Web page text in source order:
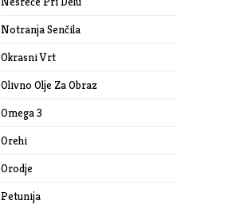
Notranja Senčila
Okrasni Vrt
Olivno Olje Za Obraz
Omega 3
Orehi
Orodje
Petunija